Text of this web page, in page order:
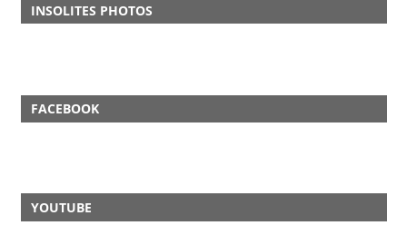
INSOLITES PHOTOS
FACEBOOK
YOUTUBE